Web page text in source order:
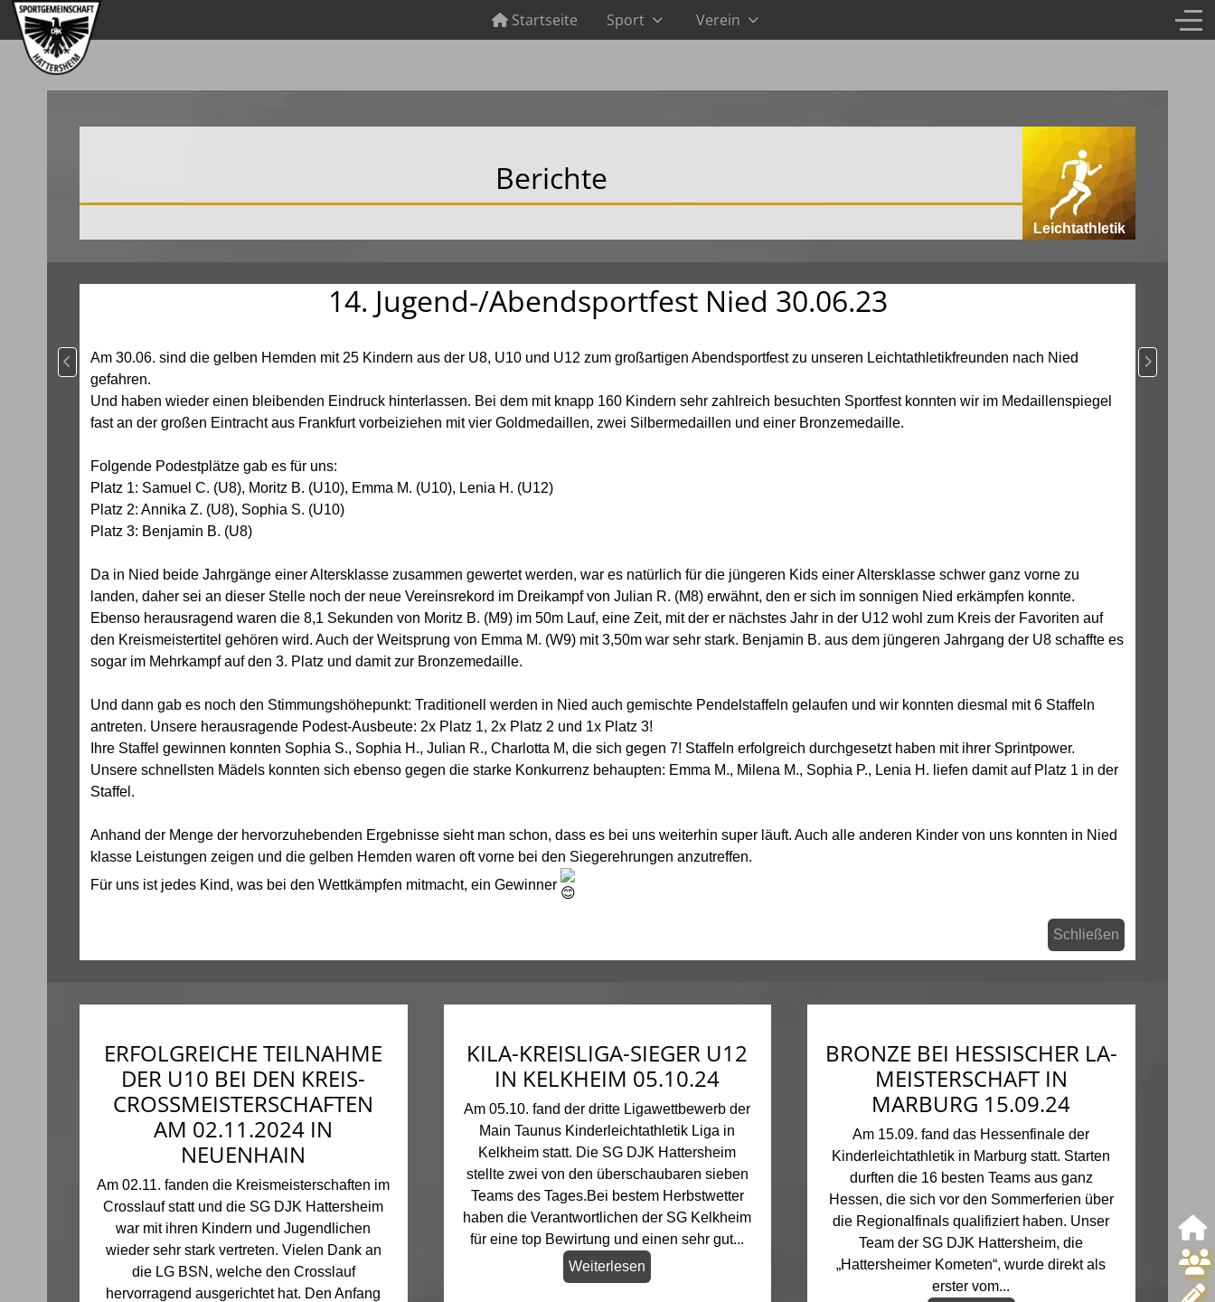
Startseite Sport Verein
Berichte
Leichtathletik
14. Jugend-/Abendsportfest Nied 30.06.23
Vorheriger Beitrag: Hessische Mehrkampfmeisterschaft Darmstadt 13./14.07.24 Nächster
Am 30.06. sind die gelben Hemden mit 25 Kindern aus der U8, U10 und U12 zum großartigen Abendsportfest zu unseren Leichtathletikfreunden nach Nied
gefahren.
Und haben wieder einen bleibenden Eindruck hinterlassen. Bei dem mit knapp 160 Kindern sehr zahlreich besuchten Sportfest konnten wir im Medaillenspiegel
fast an der großen Eintracht aus Frankfurt vorbeiziehen mit vier Goldmedaillen, zwei Silbermedaillen und einer Bronzemedaille.
Folgende Podestplätze gab es für uns:
Platz 1: Samuel C. (U8), Moritz B. (U10), Emma M. (U10), Lenia H. (U12)
Platz 2: Annika Z. (U8), Sophia S. (U10)
Platz 3: Benjamin B. (U8)
Da in Nied beide Jahrgänge einer Altersklasse zusammen gewertet werden, war es natürlich für die jüngeren Kids einer Altersklasse schwer ganz vorne zu
landen, daher sei an dieser Stelle noch der neue Vereinsrekord im Dreikampf von Julian R. (M8) erwähnt, den er sich im sonnigen Nied erkämpfen konnte.
Ebenso herausragend waren die 8,1 Sekunden von Moritz B. (M9) im 50m Lauf, eine Zeit, mit der er nächstes Jahr in der U12 wohl zum Kreis der Favoriten auf
den Kreismeistertitel gehören wird. Auch der Weitsprung von Emma M. (W9) mit 3,50m war sehr stark. Benjamin B. aus dem jüngeren Jahrgang der U8 schaffte es
sogar im Mehrkampf auf den 3. Platz und damit zur Bronzemedaille.
Und dann gab es noch den Stimmungshöhepunkt: Traditionell werden in Nied auch gemischte Pendelstaffeln gelaufen und wir konnten diesmal mit 6 Staffeln
antreten. Unsere herausragende Podest-Ausbeute: 2x Platz 1, 2x Platz 2 und 1x Platz 3!
Ihre Staffel gewinnen konnten Sophia S., Sophia H., Julian R., Charlotta M, die sich gegen 7! Staffeln erfolgreich durchgesetzt haben mit ihrer Sprintpower.
Unsere schnellsten Mädels konnten sich ebenso gegen die starke Konkurrenz behaupten: Emma M., Milena M., Sophia P., Lenia H. liefen damit auf Platz 1 in der
Staffel.
Anhand der Menge der hervorzuhebenden Ergebnisse sieht man schon, dass es bei uns weiterhin super läuft. Auch alle anderen Kinder von uns konnten in Nied
klasse Leistungen zeigen und die gelben Hemden waren oft vorne bei den Siegerehrungen anzutreffen.
Für uns ist jedes Kind, was bei den Wettkämpfen mitmacht, ein Gewinner
Schließen
ERFOLGREICHE TEILNAHME
DER U10 BEI DEN KREIS-
CROSSMEISTERSCHAFTEN
AM 02.11.2024 IN
NEUENHAIN
Am 02.11. fanden die Kreismeisterschaften im
Crosslauf statt und die SG DJK Hattersheim
war mit ihren Kindern und Jugendlichen
wieder sehr stark vertreten. Vielen Dank an
die LG BSN, welche den Crosslauf
hervorragend ausgerichtet hat. Den Anfang
KILA-KREISLIGA-SIEGER U12
IN KELKHEIM 05.10.24
Am 05.10. fand der dritte Ligawettbewerb der
Main Taunus Kinderleichtathletik Liga in
Kelkheim statt. Die SG DJK Hattersheim
stellte zwei von den überschaubaren sieben
Teams des Tages.Bei bestem Herbstwetter
haben die Verantwortlichen der SG Kelkheim
für eine top Bewirtung und einen sehr gut...
Weiterlesen
BRONZE BEI HESSISCHER LA-
MEISTERSCHAFT IN
MARBURG 15.09.24
Am 15.09. fand das Hessenfinale der
Kinderleichtathletik in Marburg statt. Starten
durften die 16 besten Teams aus ganz
Hessen, die sich vor den Sommerferien über
die Regionalfinals qualifiziert haben. Unser
Team der SG DJK Hattersheim, die
„Hattersheimer Kometen“, wurde direkt als
erster vom...